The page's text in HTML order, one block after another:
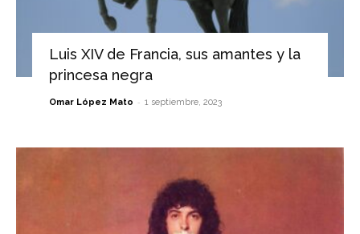
Luis XIV de Francia, sus amantes y la
princesa negra
Omar López Mato - 1 septiembre, 2023